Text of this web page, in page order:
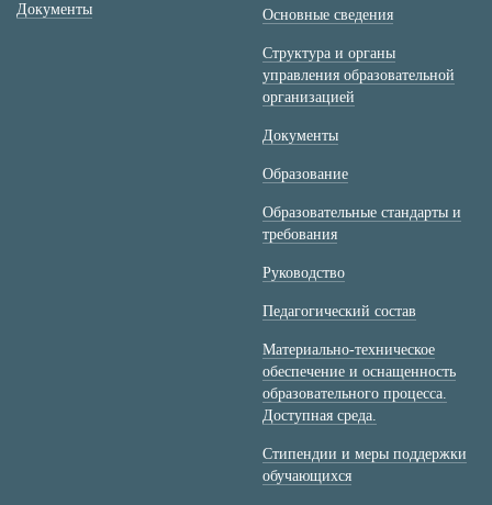
Документы Основные сведения
Структура и органы
управления образовательной
организацией
Документы
Образование
Образовательные стандарты и
требования
Руководство
Педагогический состав
Материально-техническое
обеспечение и оснащенность
образовательного процесса.
Доступная среда.
Стипендии и меры поддержки
обучающихся